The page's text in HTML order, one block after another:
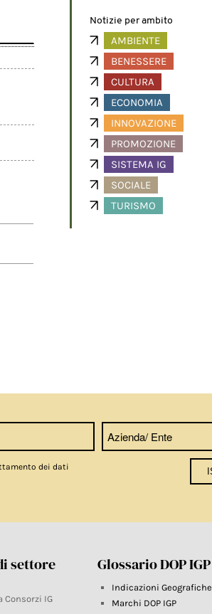
Notizie per ambito
AMBIENTE
BENESSERE
CULTURA
ECONOMIA
INNOVAZIONE
PROMOZIONE
SISTEMA IG
SOCIALE
TURISMO
dei dati
settore
Consorzi IG
Glossario DOP IGP
Indicazioni Geografiche
Marchi DOP IGP